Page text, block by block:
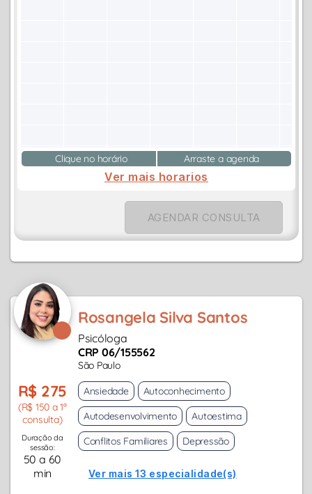
Clique no horário Arraste a agenda
Ver mais horarios
AGENDAR CONSULTA
Rosangela Silva Santos
Psicóloga
CRP 06/155562
São Paulo
R$ 275
(R$ 150 a 1ª
consulta)
Duração da
sessão:
50 a 60
min
Ansiedade
Autoconhecimento
Autodesenvolvimento
Autoestima
Conflitos Familiares
Depressão
Ver mais 13 especialidade(s)